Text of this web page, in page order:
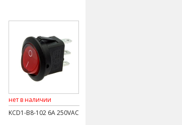
нет в наличии
KCD1-B8-102 6A 250VAC